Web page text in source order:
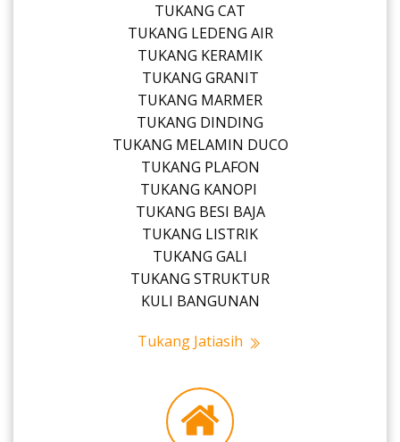
TUKANG CAT
TUKANG LEDENG AIR
TUKANG KERAMIK
TUKANG GRANIT
TUKANG MARMER
TUKANG DINDING
TUKANG MELAMIN DUCO
TUKANG PLAFON
TUKANG KANOPI
TUKANG BESI BAJA
TUKANG LISTRIK
TUKANG GALI
TUKANG STRUKTUR
KULI BANGUNAN
Tukang Jatiasih